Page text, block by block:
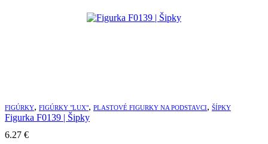
FIGÚRKY, FIGÚRKY "LUX", PLASTOVÉ FIGURKY NA PODSTAVCI, ŠÍPKY
Figurka F0139 | Šipky
6.27 €